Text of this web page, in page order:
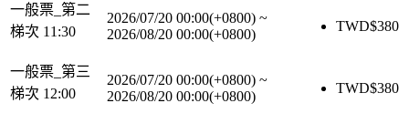
一般票_第二
梯次 11:30
2026/07/20 00:00(+0800) ~
2026/08/20 00:00(+0800)
TWD$380
一般票_第三
梯次 12:00
2026/07/20 00:00(+0800) ~
2026/08/20 00:00(+0800)
TWD$380